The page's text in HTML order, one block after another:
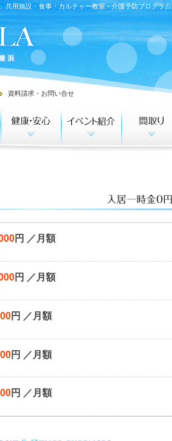
共用施設・食事・カルチャー教室・介護予防プログラム
資料請求・お問い合せ
円 ／月額
円 ／月額
円 ／月額
円 ／月額
円 ／月額